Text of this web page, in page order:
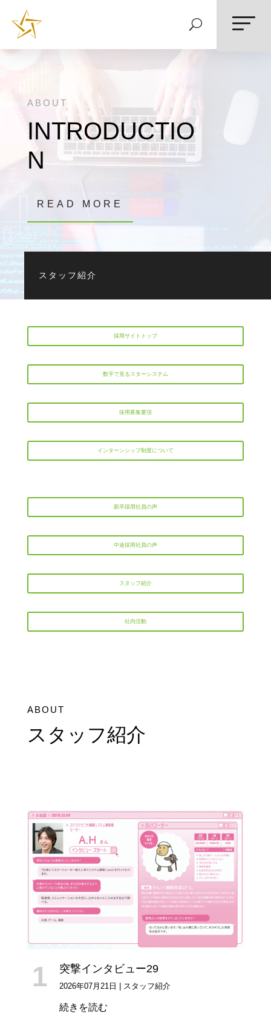
ABOUT
INTRODUCTIO
N
READ MORE
スタッフ紹介
採用サイトトップ
数字で見るスターシステム
採用募集要項
インターンシップ制度について
新卒採用社員の声
中途採用社員の声
スタッフ紹介
社内活動
ABOUT
スタッフ紹介
突撃インタビュー29
2026年07月21日 スタッフ紹介
続きを読む